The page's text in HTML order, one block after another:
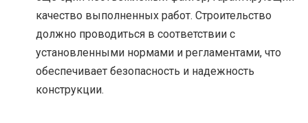
качество выполненных работ. Строительство
должно проводиться в соответствии с
установленными нормами и регламентами, что
обеспечивает безопасность и надежность
конструкции.